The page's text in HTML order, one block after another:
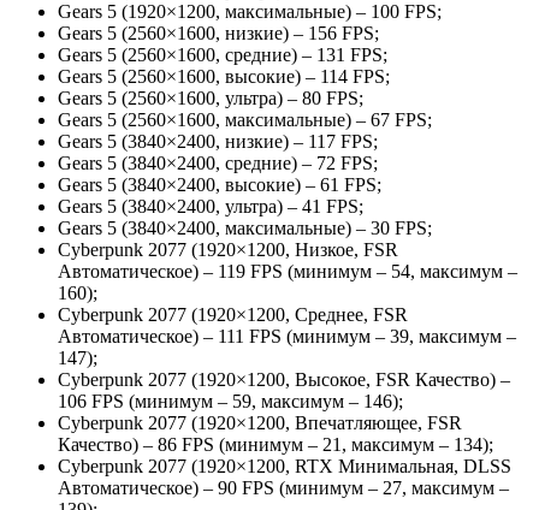
Gears 5 (1920×1200, максимальные) – 100 FPS;
Gears 5 (2560×1600, низкие) – 156 FPS;
Gears 5 (2560×1600, средние) – 131 FPS;
Gears 5 (2560×1600, высокие) – 114 FPS;
Gears 5 (2560×1600, ультра) – 80 FPS;
Gears 5 (2560×1600, максимальные) – 67 FPS;
Gears 5 (3840×2400, низкие) – 117 FPS;
Gears 5 (3840×2400, средние) – 72 FPS;
Gears 5 (3840×2400, высокие) – 61 FPS;
Gears 5 (3840×2400, ультра) – 41 FPS;
Gears 5 (3840×2400, максимальные) – 30 FPS;
Cyberpunk 2077 (1920×1200, Низкое, FSR
Автоматическое) – 119 FPS (минимум – 54, максимум –
160);
Cyberpunk 2077 (1920×1200, Среднее, FSR
Автоматическое) – 111 FPS (минимум – 39, максимум –
147);
Cyberpunk 2077 (1920×1200, Высокое, FSR Качество) –
106 FPS (минимум – 59, максимум – 146);
Cyberpunk 2077 (1920×1200, Впечатляющее, FSR
Качество) – 86 FPS (минимум – 21, максимум – 134);
Cyberpunk 2077 (1920×1200, RTX Минимальная, DLSS
Автоматическое) – 90 FPS (минимум – 27, максимум –